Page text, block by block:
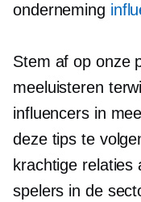
onderneming
Stem af op onze
meeluisteren
influencers in
deze tips te
krachtige relaties
spelers in de